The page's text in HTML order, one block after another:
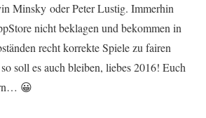
Minsky oder Peter Lustig. Immerhin
nicht beklagen und bekommen in
recht korrekte Spiele zu fairen
soll es auch bleiben, liebes 2016! Euch
😀